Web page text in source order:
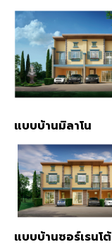
แบบบ้านมิลาโน
แบบบ้านซอร์เรนโต้